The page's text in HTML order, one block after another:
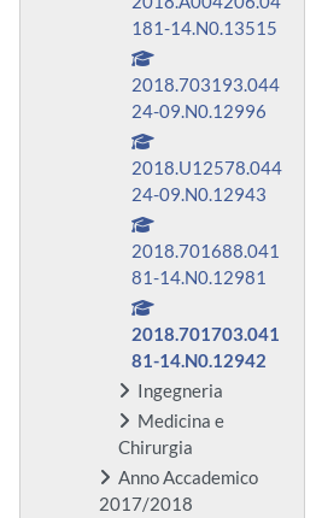
181-14.N0.13515
2018.703193.044
24-09.N0.12996
2018.U12578.044
24-09.N0.12943
2018.701688.041
81-14.N0.12981
2018.701703.041
81-14.N0.12942
Ingegneria
Medicina e
Chirurgia
Anno Accademico
2017/2018